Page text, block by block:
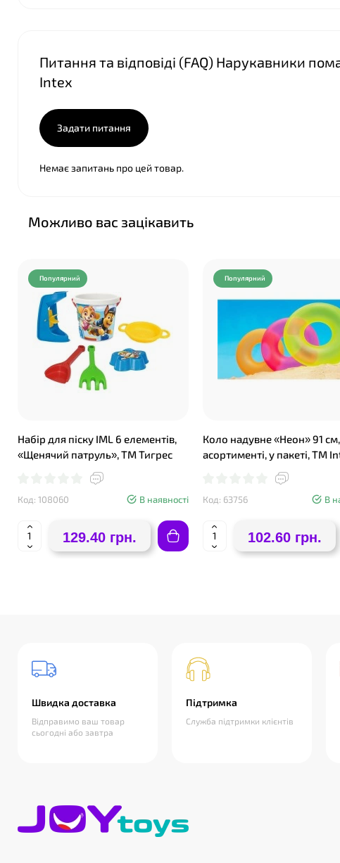
Питання та відповіді (FAQ) Нарукавники
Іntex
Задати питання
Немає запитань про цей товар.
Можливо вас зацікавить
Популярний
Набір для піску IML 6 елементів,
«Щенячий патруль», ТМ Тигрес
Код: 108060 В наявності
129.40 грн.
Популярний
Коло надувне «Неон» 91
асортименті, у пакеті, ТМ
Код: 63756 В
102.60 грн.
Швидка доставка
Відправимо ваш товар
сьогодні або завтра
Підтримка
Служба підтримки клієнтів